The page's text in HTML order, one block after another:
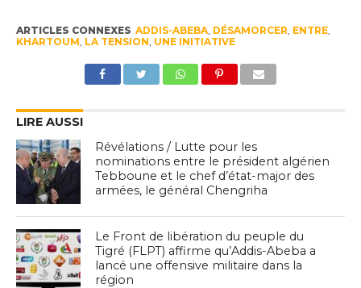
ARTICLES CONNEXES ADDIS-ABEBA, DÉSAMORCER, ENTRE,
KHARTOUM, LA TENSION, UNE INITIATIVE
LIRE AUSSI
Révélations / Lutte pour les
nominations entre le président algérien
Tebboune et le chef d’état-major des
armées, le général Chengriha
Le Front de libération du peuple du
Tigré (FLPT) affirme qu’Addis-Abeba a
lancé une offensive militaire dans la
région